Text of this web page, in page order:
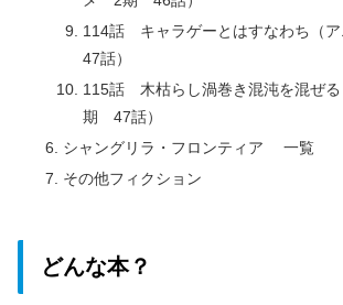
114話 キャラゲーとはすなわち（
47話）
115話 木枯らし渦巻き混沌を混ぜ
期 47話）
シャングリラ・フロンティア 一覧
その他フィクション
どんな本？